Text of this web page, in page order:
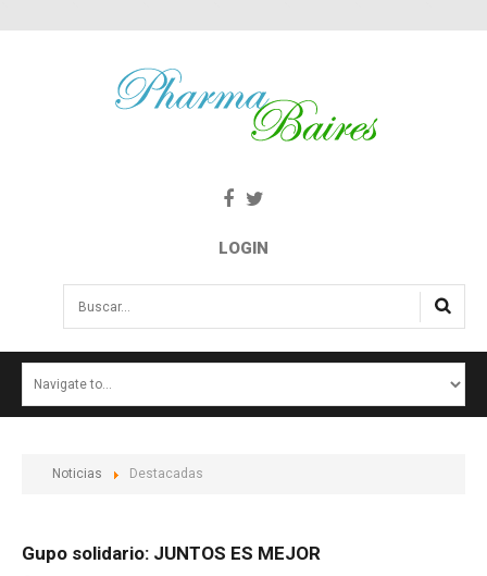
LOGIN
Buscar...
NOTICIAS
Noticias Destacadas
Gupo solidario: JUNTOS ES MEJOR